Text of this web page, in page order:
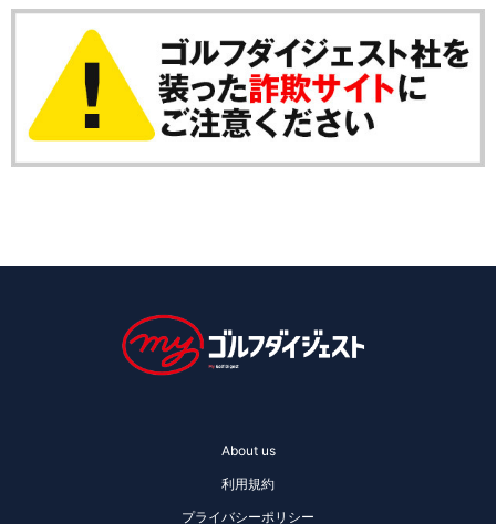
About us
利用規約
プライバシーポリシー